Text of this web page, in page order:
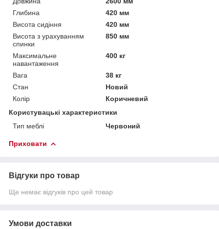
Глибина
420 мм
Висота сидіння
420 мм
Висота з урахуванням
спинки
850 мм
Максимальне
навантаження
400 кг
Вага
38 кг
Стан
Новий
Колір
Коричневий
Користувацькі характеристики
Тип меблі
Червоний
Приховати
Відгуки про товар
Ще немає відгуків про цей товар
Умови доставки